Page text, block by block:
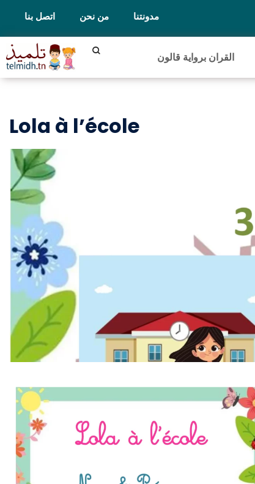
اتصل بنا من نحن مدونتنا
القران برواية قالون
Lola à l’école